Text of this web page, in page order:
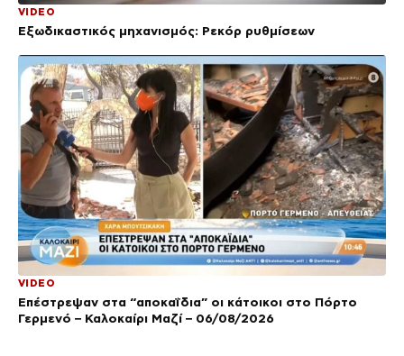
VIDEO
Εξωδικαστικός μηχανισμός: Ρεκόρ ρυθμίσεων
VIDEO
Επέστρεψαν στα “αποκαΐδια” οι κάτοικοι στο Πόρτο
Γερμενό – Καλοκαίρι Μαζί – 06/08/2026